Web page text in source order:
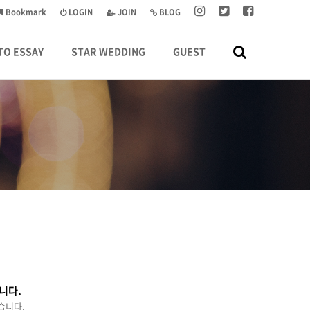
BLOG
JOIN
LOGIN
Bookmark
ESSAY STAR WEDDING GUEST
다.
니다.